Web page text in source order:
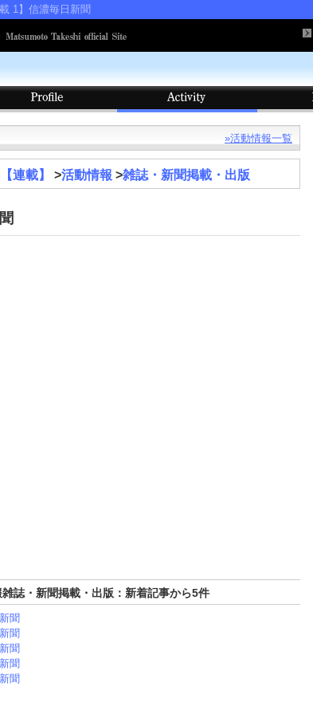
1】信濃毎日新聞
»活動情報一覧
連載】 >活動情報 >雑誌・新聞掲載・出版
誌・新聞掲載・出版：新着記事から5件
聞
聞
聞
聞
聞